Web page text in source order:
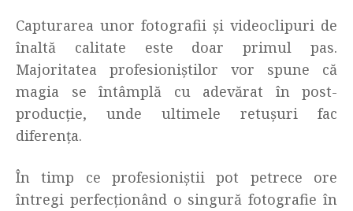
Capturarea unor fotografii și videoclipuri de
înaltă calitate este doar primul pas.
Majoritatea profesioniștilor vor spune că
magia se întâmplă cu adevărat în post-
producție, unde ultimele retușuri fac
diferența.
În timp ce profesioniștii pot petrece ore
întregi perfecționând o singură fotografie în